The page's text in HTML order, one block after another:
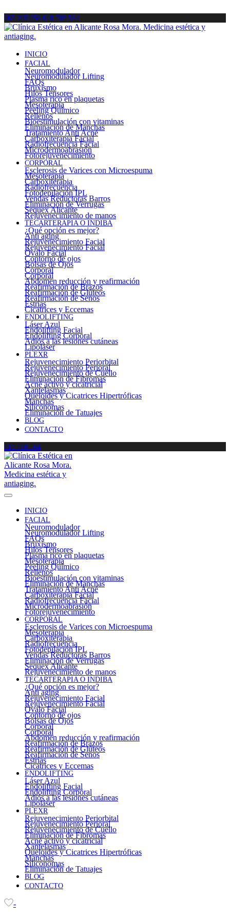
965 205 956 618 788 564
INICIO
FACIAL
Neuromodulador
Neuromodulador Lifting
FAQs
Bruxismo
Hilos Tensores
Plasma rico en plaquetas
Mesoterapia
Peeling Químico
Rellenos
Bioestimulación con vitaminas
Eliminación de Manchas
Tratamiento Anti Acné
Carboxiterapia Facial
Radiofrecuencia Facial
Microdermoabrasión
Fotorejuvenecimiento
CORPORAL
Esclerosis de Varices con Microespuma
Mesoterapia
Carboxiterapia
Radiofrecuencia
Fotodepilación IPL
Vendas Reductoras Barros
Eliminación de Verrugas
Sequex Alicante
Rejuvenecimiento de manos
TECARTERAPIA O INDIBA
¿Qué opción es mejor?
Anti aging
Rejuvenecimiento Facial
Rejuvenecimiento Facial
Óvalo Facial
Contorno de ojos
Bolsas de Ojos
Corporal
Corporal
Abdomen reducción y reafirmación
Reafirmación de Brazos
Reafirmación de Glúteos
Reafirmación de Senos
Estrías
Cicatrices y Eccemas
ENDOLIFTING
Láser Azul
Endolifting Facial
Endolifting Corporal
Adiós a las lesiones cutáneas
Lipoláser
PLEXR
Rejuvenecimiento Periorbital
Rejuvenecimiento Perioral
Rejuvenecimiento de Cuello
Eliminación de Fibromas
Acné activo y cicatricial
Xantelasmas
Queloides y Cicatrices Hipertróficas
Manchas
Siliconomas
Eliminación de Tatuajes
BLOG
CONTACTO
618 788 564
INICIO
FACIAL
Neuromodulador
Neuromodulador Lifting
FAQs
Bruxismo
Hilos Tensores
Plasma rico en plaquetas
Mesoterapia
Peeling Químico
Rellenos
Bioestimulación con vitaminas
Eliminación de Manchas
Tratamiento Anti Acné
Carboxiterapia Facial
Radiofrecuencia Facial
Microdermoabrasión
Fotorejuvenecimiento
CORPORAL
Esclerosis de Varices con Microespuma
Mesoterapia
Carboxiterapia
Radiofrecuencia
Fotodepilación IPL
Vendas Reductoras Barros
Eliminación de Verrugas
Sequex Alicante
Rejuvenecimiento de manos
TECARTERAPIA O INDIBA
¿Qué opción es mejor?
Anti aging
Rejuvenecimiento Facial
Rejuvenecimiento Facial
Óvalo Facial
Contorno de ojos
Bolsas de Ojos
Corporal
Corporal
Abdomen reducción y reafirmación
Reafirmación de Brazos
Reafirmación de Glúteos
Reafirmación de Senos
Estrías
Cicatrices y Eccemas
ENDOLIFTING
Láser Azul
Endolifting Facial
Endolifting Corporal
Adiós a las lesiones cutáneas
Lipoláser
PLEXR
Rejuvenecimiento Periorbital
Rejuvenecimiento Perioral
Rejuvenecimiento de Cuello
Eliminación de Fibromas
Acné activo y cicatricial
Xantelasmas
Queloides y Cicatrices Hipertróficas
Manchas
Siliconomas
Eliminación de Tatuajes
BLOG
CONTACTO
-